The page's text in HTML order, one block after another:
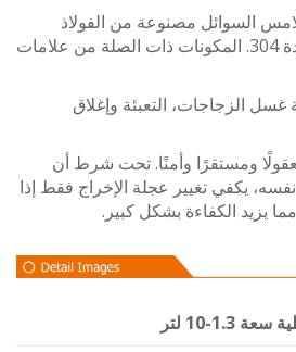
مصنوعة من الفولاذ
المقاوم للصدأ عالي الجودة 304. المكونات ذات الصلة من علامات
التعبئة وإغلاق
ومستقرًا وأمنًا. تحت شرط أن
تغيير عجلة الإخراج فقط إذا
الكفاءة بشكل كبير.